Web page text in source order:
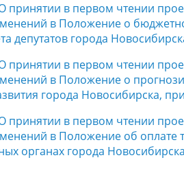
в первом чтении
в Положение о
депутатов города
в первом чтении
в Положение о
города Новосибирска,
в первом чтении
в Положение об оплате
органах города